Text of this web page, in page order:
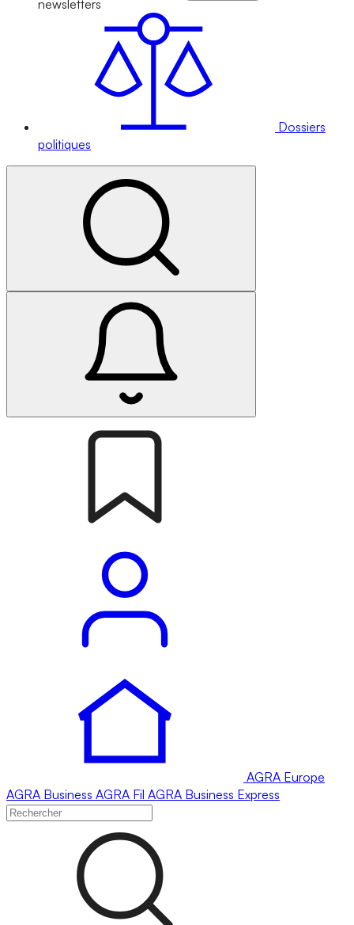
newsletters
Dossiers
politiques
AGRA Europe
AGRA Business AGRA Fil AGRA Business Express